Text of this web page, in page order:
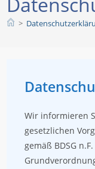
>
Wir informieren
gesetzlichen
gemäß BDSG